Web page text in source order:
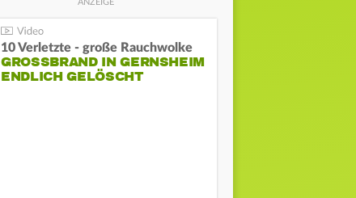
10 Verletzte - große Rauchwolke
GROSSBRAND IN GERNSHEIM E
NDLICH GELÖSCHT